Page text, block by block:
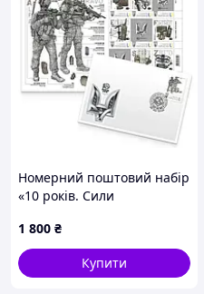
Номерний поштовий набір
«10 років. Сили
(стандарт)
1 800 ₴
Купити